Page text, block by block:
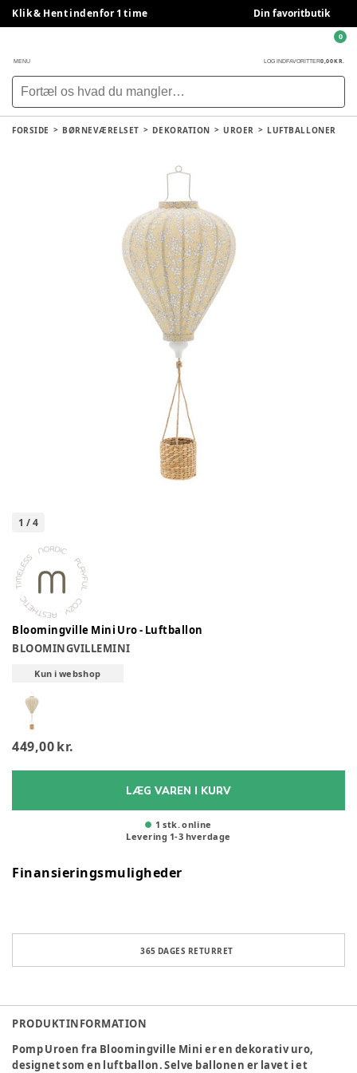
Klik & Hent indenfor 1 time Din favoritbutik
MENU LOG INDFAVORITTER0,00 KR.
0
FORSIDE BØRNEVÆRELSET DEKORATION UROER LUFTBALLONER
1 /4
Bloomingville Mini Uro - Luftballon
BLOOMINGVILLEMINI
Kun i webshop
449,00 kr.
LÆG VAREN I KURV
1 stk. online
Levering 1-3 hverdage
Finansieringsmuligheder
365 DAGES RETURRET
PRODUKTINFORMATION
Pomp Uroen fra Bloomingville Mini er en dekorativ uro,
designet som en luftballon. Selve ballonen er lavet i et